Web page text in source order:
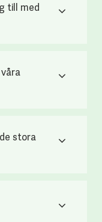
till med
stora